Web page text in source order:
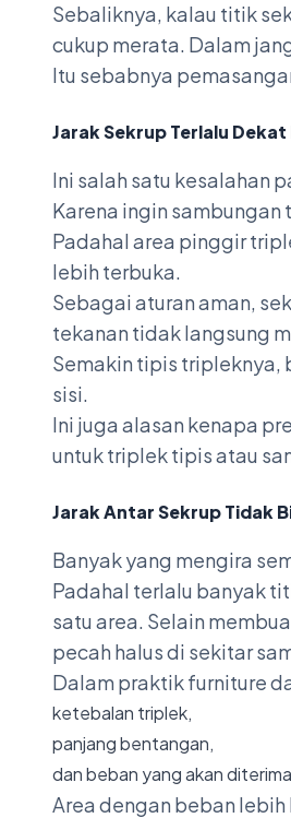
Sebaliknya, kalau titik
cukup merata. Dalam
Itu sebabnya
Jarak Sekrup Terlalu
Ini salah satu kesalahan
Karena ingin
Padahal area pinggir
lebih terbuka.
Sebagai aturan aman,
tekanan tidak langsung
Semakin tipis tripleknya,
sisi.
Ini juga alasan kenapa
untuk triplek tipis atau
Jarak Antar Sekrup Tidak
Banyak yang mengira
Padahal terlalu banyak
satu area. Selain
pecah halus di sekitar
Dalam praktik furniture
ketebalan triplek,
panjang bentangan,
dan beban yang akan
Area dengan beban